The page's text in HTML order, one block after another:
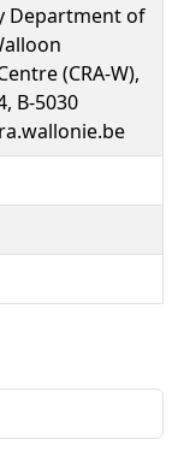
Department of
(CRA-W),
B-5030